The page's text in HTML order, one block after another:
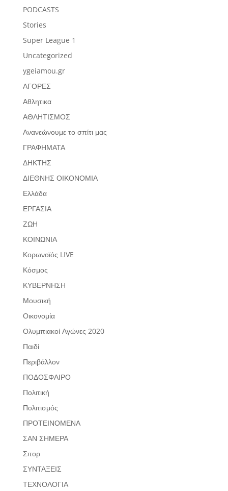
PODCASTS
Stories
Super League 1
Uncategorized
ygeiamou.gr
ΑΓΟΡΕΣ
Αθλητικα
ΑΘΛΗΤΙΣΜΟΣ
Ανανεώνουμε το σπίτι μας
ΓΡΑΦΗΜΑΤΑ
ΔΗΚΤΗΣ
ΔΙΕΘΝΗΣ ΟΙΚΟΝΟΜΙΑ
Ελλάδα
ΕΡΓΑΣΙΑ
ΖΩΗ
ΚΟΙΝΩΝΙΑ
Κορωνοϊός LIVE
Κόσμος
ΚΥΒΕΡΝΗΣΗ
Μουσική
Οικονομία
Ολυμπιακοί Αγώνες 2020
Παιδί
Περιβάλλον
ΠΟΔΟΣΦΑΙΡΟ
Πολιτική
Πολιτισμός
ΠΡΟΤΕΙΝΟΜΕΝΑ
ΣΑΝ ΣΗΜΕΡΑ
Σπορ
ΣΥΝΤΑΞΕΙΣ
ΤΕΧΝΟΛΟΓΙΑ